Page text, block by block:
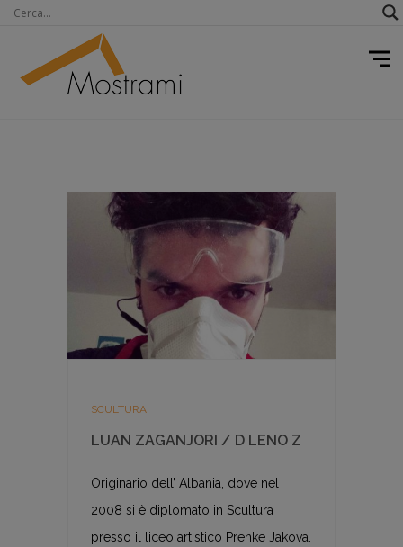
SCULTURA
LUAN ZAGANJORI / D LENO Z
Originario dell’ Albania, dove nel
2008 si è diplomato in Scultura
presso il liceo artistico Prenke Jakova.